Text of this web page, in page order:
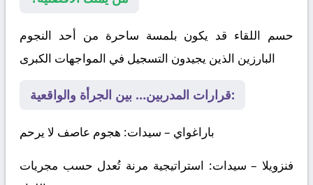
حسم اللقاء قد يكون بلمسة ساحرة من أحد النجوم
البارزين الذين يجيدون التسجيل في المواجهات الكبرى
قرارات المدربين… بين الجرأة والواقعية:
باراغواي – سيدات: هجوم عاصف لا يرحم
فنزويلا – سيدات: استراتيجية مرنة تُعدل حسب مجريات